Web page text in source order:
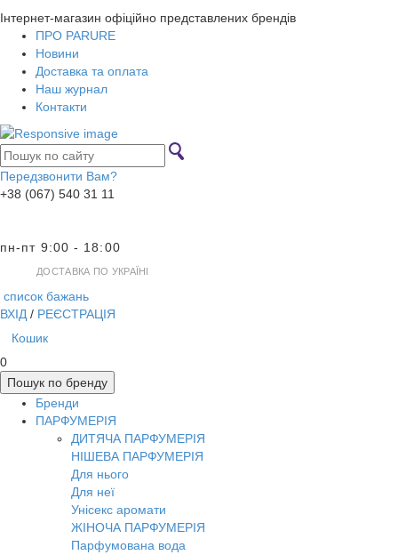
Інтернет-магазин офіційно представлених брендів
ПРО PARURE
Новини
Доставка та оплата
Наш журнал
Контакти
Передзвонити Вам?
+38 (067) 540 31 11
пн-пт 9:00 - 18:00
ДОСТАВКА ПО УКРАЇНІ
список бажань
ВХІД / РЕЄСТРАЦІЯ
Кошик
0
Пошук по бренду
Бренди
ПАРФУМЕРІЯ
ДИТЯЧА ПАРФУМЕРІЯ
НІШЕВА ПАРФУМЕРІЯ
Для нього
Для неї
Унісекс аромати
ЖІНОЧА ПАРФУМЕРІЯ
Парфумована вода